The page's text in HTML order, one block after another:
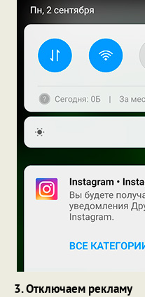
3. Отключаем рекламу